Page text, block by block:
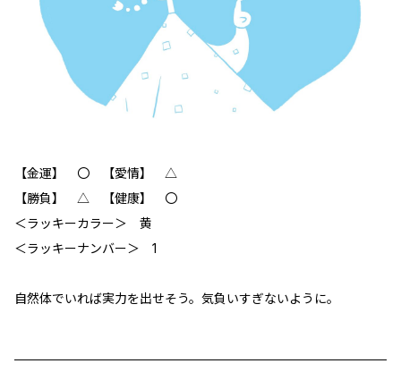
【金運】 〇 【愛情】 △
【勝負】 △ 【健康】 〇
＜ラッキーカラー＞ 黄
＜ラッキーナンバー＞ 1
自然体でいれば実力を出せそう。気負いすぎないように。